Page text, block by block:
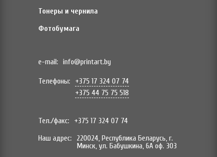
Тонеры и чернила
Фотобумага
e-mail: info@printart.by
Телефоны:
+375 17 324 07 74
+375 44 75 75 518
Тел./факс:
+375 17 324 07 74
Наш адрес:
220024, Республика Беларусь, г.
Минск, ул. Бабушкина, 6А оф. 303